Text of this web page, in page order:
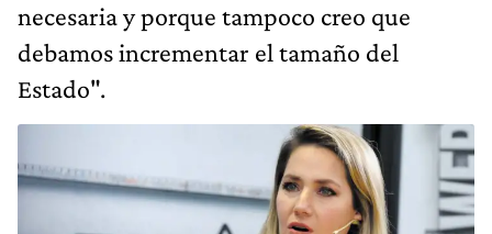
necesaria y porque tampoco creo que
debamos incrementar el tamaño del
Estado".